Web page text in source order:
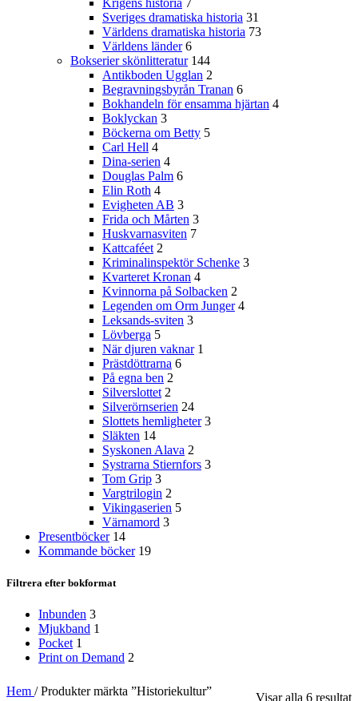
Krigens historia 7
Sveriges dramatiska historia 31
Världens dramatiska historia 73
Världens länder 6
Bokserier skönlitteratur 144
Antikboden Ugglan 2
Begravningsbyrån Tranan 6
Bokhandeln för ensamma hjärtan 4
Boklyckan 3
Böckerna om Betty 5
Carl Hell 4
Dina-serien 4
Douglas Palm 6
Elin Roth 4
Evigheten AB 3
Frida och Mårten 3
Huskvarnasviten 7
Kattcaféet 2
Kriminalinspektör Schenke 3
Kvarteret Kronan 4
Kvinnorna på Solbacken 2
Legenden om Orm Junger 4
Leksands-sviten 3
Lövberga 5
När djuren vaknar 1
Prästdöttrarna 6
På egna ben 2
Silverslottet 2
Silverörnserien 24
Slottets hemligheter 3
Släkten 14
Syskonen Alava 2
Systrarna Stiernfors 3
Tom Grip 3
Vargtrilogin 2
Vikingaserien 5
Värnamord 3
Presentböcker 14
Kommande böcker 19
Filtrera efter bokformat
Inbunden 3
Mjukband 1
Pocket 1
Print on Demand 2
Hem / Produkter märkta ”Historiekultur” Visar alla 6 resultat